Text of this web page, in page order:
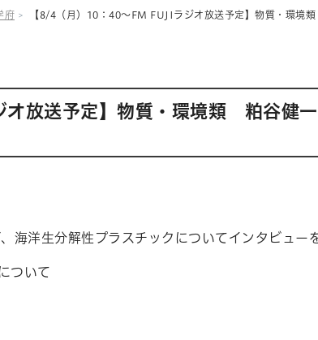
府 【8/4（月）10：40～FM FUJIラジオ放送予定】物質・環境
放送予定】物質・環境類 粕谷健
海洋生分解性プラスチックについてインタビュー
ついて